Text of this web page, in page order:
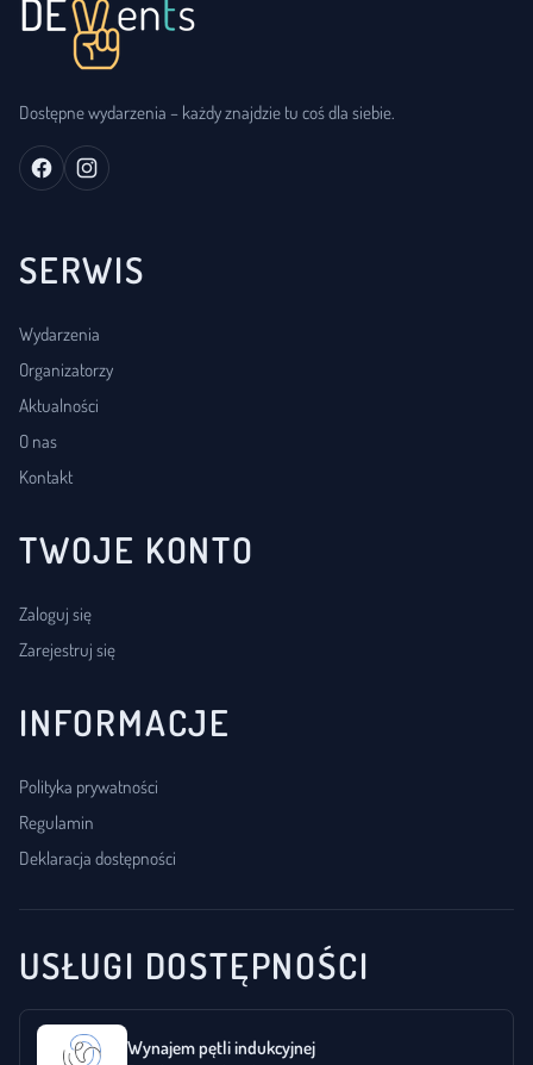
Dostępne wydarzenia – każdy znajdzie tu coś dla siebie.
SERWIS
Wydarzenia
Organizatorzy
Aktualności
O nas
Kontakt
TWOJE KONTO
Zaloguj się
Zarejestruj się
INFORMACJE
Polityka prywatności
Regulamin
Deklaracja dostępności
USŁUGI DOSTĘPNOŚCI
Wynajem pętli indukcyjnej